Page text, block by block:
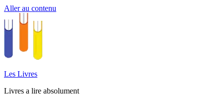
Aller au contenu
Les Livres
Livres a lire absolument